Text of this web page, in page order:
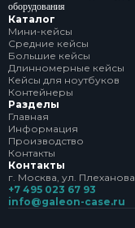
оборудования
Каталог
Мини-кейсы
Средние кейсы
Большие кейсы
Длинномерные кейсы
Кейсы для ноутбуков
Контейнеры
Разделы
Главная
Информация
Производство
Контакты
Контакты
г. Москва, ул.
+7 495 023 67 93
info@galeon-case.ru